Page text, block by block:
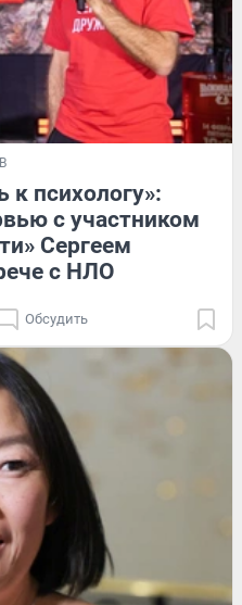
к психологу»:
с участником
Сергеем
с НЛО
Обсудить